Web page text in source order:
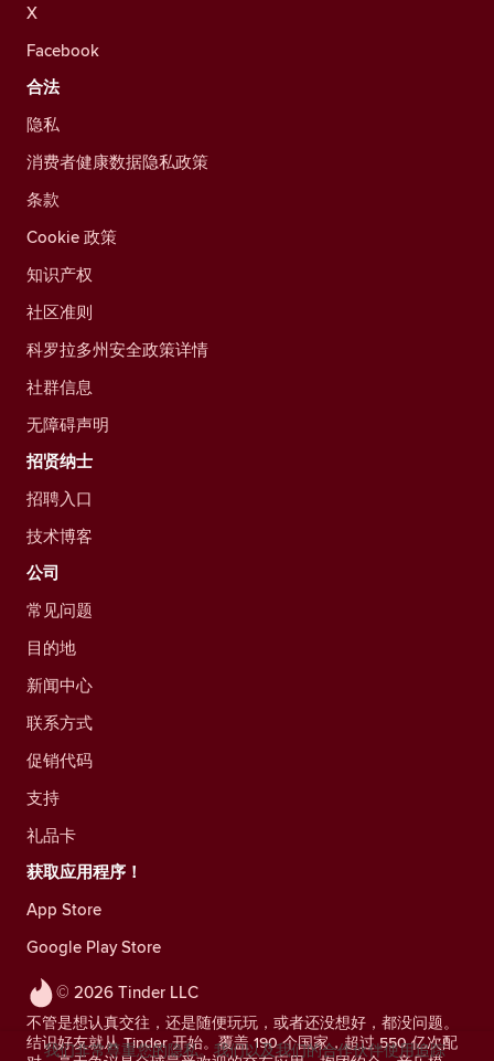
© 2026 Tinder LLC
不管是想认真交往，还是随便玩玩，或者还没想好，都没问题。
结识好友就从 Tinder 开始。覆盖 190 个国家，超过 550 亿次配
X
Facebook
合法
隐私
消费者健康数据隐私政策
条款
Cookie 政策
知识产权
社区准则
科罗拉多州安全政策详情
社群信息
无障碍声明
招贤纳士
招聘入口
技术博客
公司
常见问题
目的地
新闻中心
联系方式
促销代码
支持
礼品卡
获取应用程序！
App Store
Google Play Store
我们非常尊重您的隐私。我们以及我们的合作伙伴使用追踪